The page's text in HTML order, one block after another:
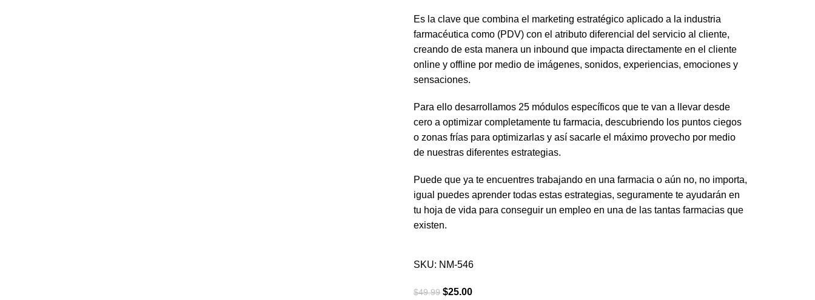
Es la clave que combina el marketing estratégico aplicado a la industria
farmacéutica como (PDV) con el atributo diferencial del servicio al cliente,
creando de esta manera un inbound que impacta directamente en el cliente
online y offline por medio de imágenes, sonidos, experiencias, emociones y
sensaciones.
Para ello desarrollamos 25 módulos específicos que te van a llevar desde
cero a optimizar completamente tu farmacia, descubriendo los puntos ciegos
o zonas frías para optimizarlas y así sacarle el máximo provecho por medio
de nuestras diferentes estrategias.
Puede que ya te encuentres trabajando en una farmacia o aún no, no importa,
igual puedes aprender todas estas estrategias, seguramente te ayudarán en
tu hoja de vida para conseguir un empleo en una de las tantas farmacias que
existen.
SKU: NM-546
$49.99 $25.00